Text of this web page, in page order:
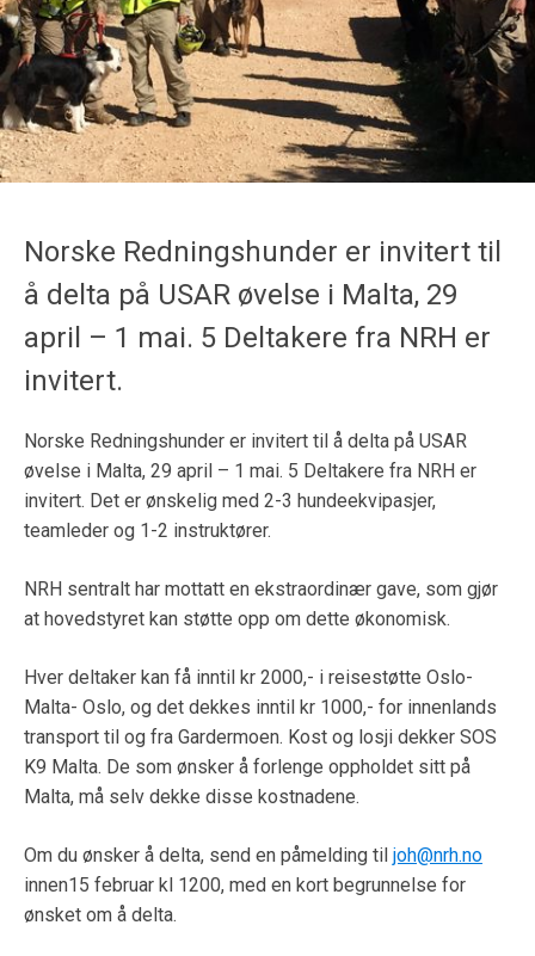
Norske Redningshunder er invitert til
å delta på USAR øvelse i Malta, 29
april – 1 mai. 5 Deltakere fra NRH er
invitert.
Norske Redningshunder er invitert til å delta på USAR
øvelse i Malta, 29 april – 1 mai. 5 Deltakere fra NRH er
invitert. Det er ønskelig med 2-3 hundeekvipasjer,
teamleder og 1-2 instruktører.
NRH sentralt har mottatt en ekstraordinær gave, som gjør
at hovedstyret kan støtte opp om dette økonomisk.
Hver deltaker kan få inntil kr 2000,- i reisestøtte Oslo-
Malta- Oslo, og det dekkes inntil kr 1000,- for innenlands
transport til og fra Gardermoen. Kost og losji dekker SOS
K9 Malta. De som ønsker å forlenge oppholdet sitt på
Malta, må selv dekke disse kostnadene.
Om du ønsker å delta, send en påmelding til joh@nrh.no
innen15 februar kl 1200, med en kort begrunnelse for
ønsket om å delta.